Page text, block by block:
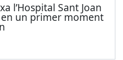
l’Hospital Sant Joan
un primer moment